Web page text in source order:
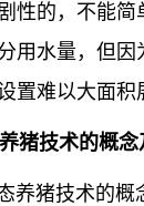
性的，不能
用水量，但
置难以大面
猪技术的概念
养猪技术的概